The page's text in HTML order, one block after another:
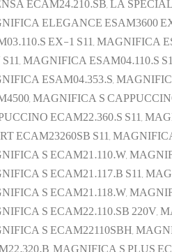
ELEGANCE ESAM3600
EX-1 S11, MAGNIFICA
MAGNIFICA ESAM04.110.S
ESAM04.353.S,
MAGNIFICA S
ECAM22.360.S S11,
ECAM23260SB S11,
S ECAM21.110.W,
S ECAM21.117.B S11,
S ECAM21.118.W,
S ECAM22.110.SB 220V,
S ECAM22110SBH,